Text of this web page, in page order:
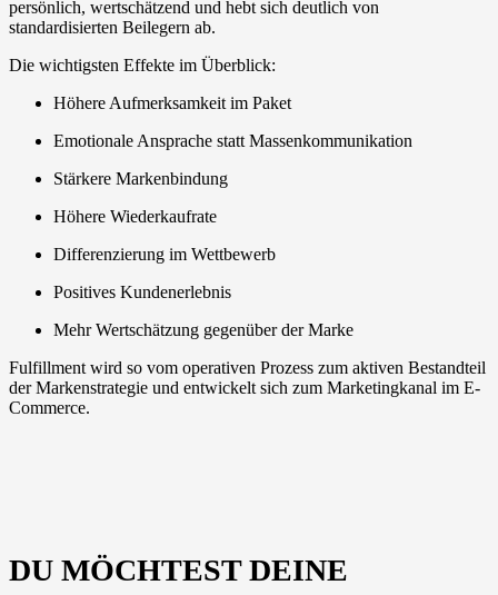
persönlich, wertschätzend und hebt sich deutlich von
standardisierten Beilegern ab.
Die wichtigsten Effekte im Überblick:
Höhere Aufmerksamkeit im Paket
Emotionale Ansprache statt Massenkommunikation
Stärkere Markenbindung
Höhere Wiederkaufrate
Differenzierung im Wettbewerb
Positives Kundenerlebnis
Mehr Wertschätzung gegenüber der Marke
Fulfillment wird so vom operativen Prozess zum aktiven Bestandteil
der Markenstrategie und entwickelt sich zum Marketingkanal im E-
Commerce.
DU MÖCHTEST DEINE